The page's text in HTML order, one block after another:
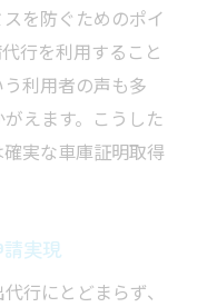
を防ぐためのポイ
行を利用すること
利用者の声も多
えます。こうした
実な車庫証明取得
実現
行にとどまらず、